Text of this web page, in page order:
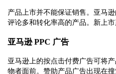
产品上市并不能保证销售。亚马
评论多和转化率高的产品。新上市
亚马逊 PPC 广告
亚马逊上的按点击付费广告可将
物者面前。赞助产品广告出现在搜